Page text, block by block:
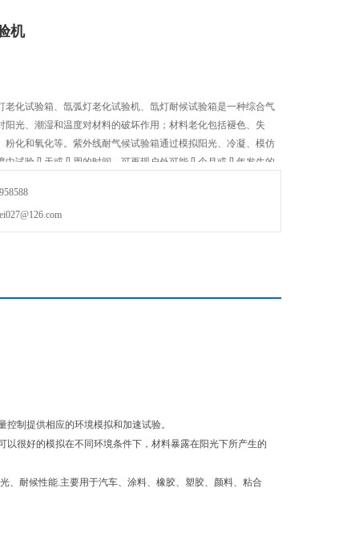
机
老化试验箱、氙弧灯老化试验机、氙灯耐候试验箱是一种综合气
阳光、潮湿和温度对材料的破坏作用；材料老化包括褪色、失
粉化和氧化等。紫外线耐气候试验箱通过模拟阳光、冷凝、模仿
中试验几天或几周的时间，可再现户外可能几个月或几年发生的
制提供相应的环境模拟和加速试验。
很好的模拟在不同环境条件下，材料暴露在阳光下所产生的
、耐候性能.主要用于汽车、涂料、橡胶、塑胶、颜料、粘合